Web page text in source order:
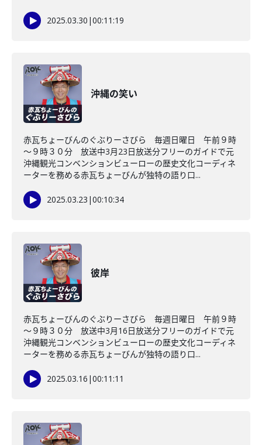
2025.03.30 |00:11:19
沖縄の笑い
赤瓦ちょーびんのぐぶりーさびら 毎週日曜日 午前９時
～９時３０分 放送中3月23日放送分フリーのガイドで元
沖縄観光コンベンションビューローの歴史文化コーディネ
ーターを務める赤瓦ちょーびんが独特の語り口...
2025.03.23 |00:10:34
彼岸
赤瓦ちょーびんのぐぶりーさびら 毎週日曜日 午前９時
～９時３０分 放送中3月16日放送分フリーのガイドで元
沖縄観光コンベンションビューローの歴史文化コーディネ
ーターを務める赤瓦ちょーびんが独特の語り口...
2025.03.16 |00:11:11